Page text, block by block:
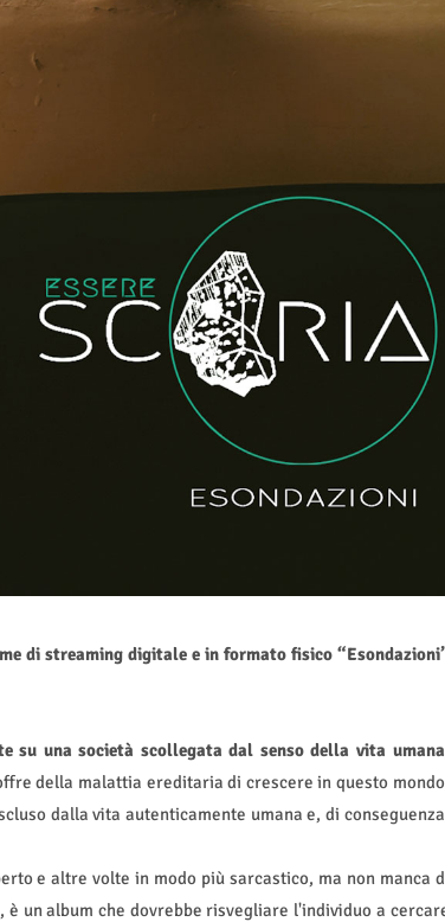
di streaming digitale e in formato fisico
su una società scollegata dal senso della vita
della malattia ereditaria di crescere in questo
dalla vita autenticamente umana e, di
e altre volte in modo più sarcastico, ma non manca
un album che dovrebbe risvegliare l'individuo a